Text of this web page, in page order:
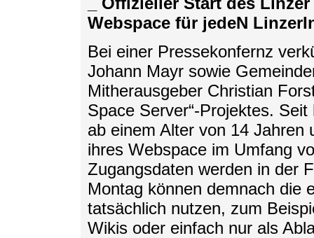
Webspace für jedeN
Bei einer Pressekonfernz
Johann Mayr sowie
Mitherausgeber Christian
Space Server“-Projektes.
ab einem Alter von 14 Jahren
ihres Webspace im Umfang
Zugangsdaten werden in der
Montag können demnach die
tatsächlich nutzen, zum
Wikis oder einfach nur als